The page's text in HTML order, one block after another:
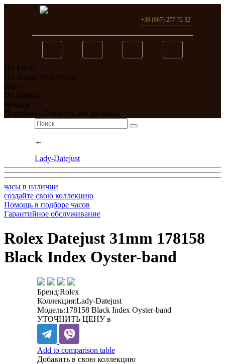
Вы добавили в сравнение
перейти
+38 (067) 277 72 32
По Типу
По Характеристикам
еще ↓
По Бренду
меньше ↑
Подобрать Сбросить все фильтры
←
Lady-Datejust
часы в наличии
создайте свою коллекцию
Помощь в подборе часов
Гарантийное обслуживание
Rolex Datejust 31mm 178158
Black Index Oyster-band
Бренд:Rolex
Коллекция:Lady-Datejust
Модель:178158 Black Index Oyster-band
УТОЧНИТЬ ЦЕНУ в
Add to comparison table
Добавить в свою коллекцию